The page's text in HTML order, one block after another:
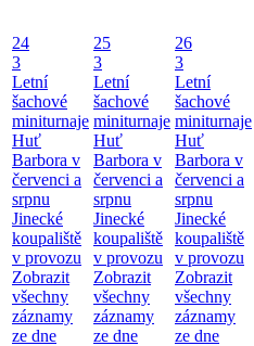
24
3
Letní
šachové
miniturnaje
Huť
Barbora v
červenci a
srpnu
Jinecké
koupaliště
v provozu
Zobrazit
všechny
záznamy
ze dne
25
3
Letní
šachové
miniturnaje
Huť
Barbora v
červenci a
srpnu
Jinecké
koupaliště
v provozu
Zobrazit
všechny
záznamy
ze dne
26
3
Letní
šachové
miniturnaje
Huť
Barbora v
červenci a
srpnu
Jinecké
koupaliště
v provozu
Zobrazit
všechny
záznamy
ze dne